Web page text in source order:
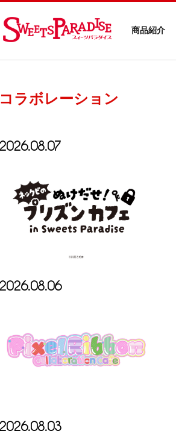
商品紹介
コラボレーション
2026.08.07
2026.08.06
2026.08.03